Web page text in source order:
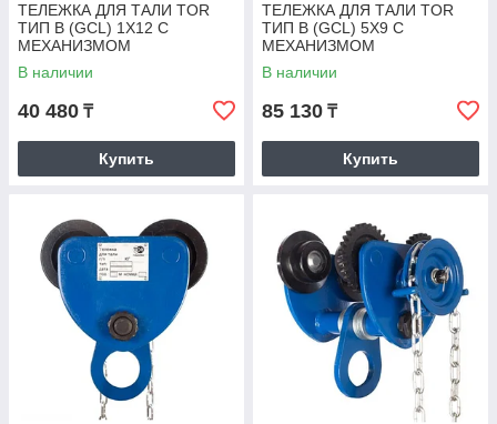
ТЕЛЕЖКА ДЛЯ ТАЛИ TOR
ТИП В (GCL) 1Х12 С
МЕХАНИЗМОМ
ПЕРЕДВИЖЕНИЯ
В наличии
40 480 ₸
Купить
ТЕЛЕЖКА ДЛЯ ТАЛИ TOR
ТИП В (GCL) 5Х9 С
МЕХАНИЗМОМ
ПЕРЕДВИЖЕНИЯ
В наличии
85 130 ₸
Купить